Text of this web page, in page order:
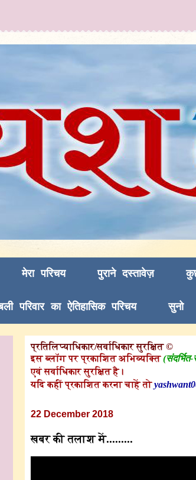
मेरा परिचय पुराने दस्तावेज़
परिवार का ऐतिहासिक परिचय सुनो
प्रतिलिप्याधिकार/सर्वाधिकार सुरक्षित ©
इस ब्लॉग पर प्रकाशित अभिव्यक्ति
एवं सर्वाधिकार सुरक्षित है।
यदि कहीं प्रकाशित करना चाहें तो
22 December 2018
खबर की तलाश में.........